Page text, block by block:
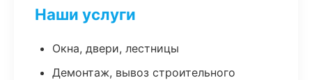
Наши услуги
Окна, двери, лестницы
Демонтаж, вывоз строительного